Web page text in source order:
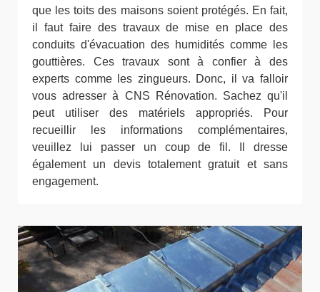
que les toits des maisons soient protégés. En fait,
il faut faire des travaux de mise en place des
conduits d'évacuation des humidités comme les
gouttières. Ces travaux sont à confier à des
experts comme les zingueurs. Donc, il va falloir
vous adresser à CNS Rénovation. Sachez qu'il
peut utiliser des matériels appropriés. Pour
recueillir les informations complémentaires,
veuillez lui passer un coup de fil. Il dresse
également un devis totalement gratuit et sans
engagement.